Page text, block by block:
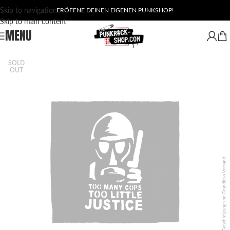
Skip to navigation
Skip to main content
ERÖFFNE DEINEN EIGENEN PUNKSHOP!
MENU
SOLD
OUT